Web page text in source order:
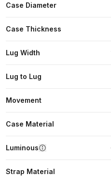
Case Diameter
Case Thickness
Lug Width
Lug to Lug
Movement
Case Material
Luminous
Strap Material